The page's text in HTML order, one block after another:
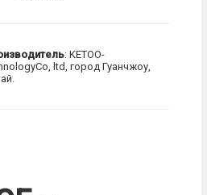
: KETOO-
ltd, город Гуанчжоу,